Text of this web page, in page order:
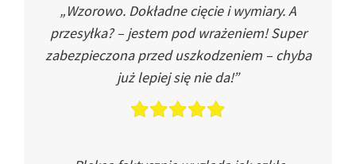
„Wzorowo. Dokładne cięcie i wymiary. A
przesyłka? – jestem pod wrażeniem! Super
zabezpieczona przed uszkodzeniem – chyba
już lepiej się nie da!”